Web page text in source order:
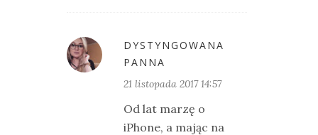
DYSTYNGOWANA
PANNA
21 listopada 2017 14:57
Od lat marzę o
iPhone, a mając na